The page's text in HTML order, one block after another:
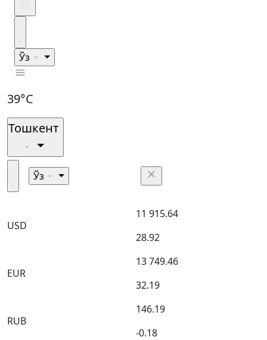
Ўз
39°C
Тошкент
Ўз
USD
11 915.64
28.92
EUR
13 749.46
32.19
RUB
146.19
-0.18